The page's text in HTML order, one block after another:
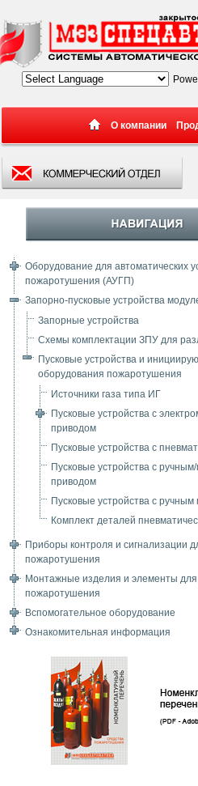
О компании
Оборудование для автоматических
пожаротушения (АУГП)
Запорно-пусковые устройства
Запорные устройства
Схемы комплектации ЗПУ для
Пусковые устройства и
оборудования пожаротушения
Источники газа типа ИГ
Пусковые устройства с
приводом
Пусковые устройства с
Пусковые устройства с
приводом
Пусковые устройства с
Комплект деталей
Приборы контроля и сигнализации
пожаротушения
Монтажные изделия и элементы для
пожаротушения
Вспомогательное оборудование
Ознакомительная информация